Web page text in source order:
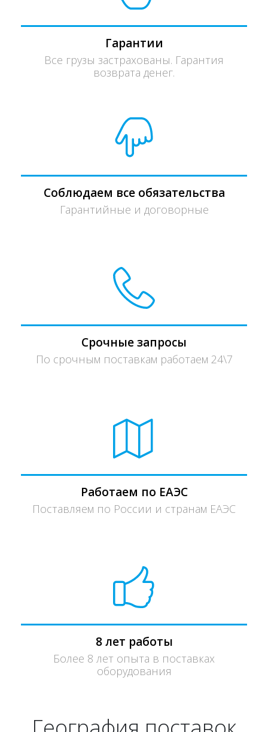
Гарантии
Все грузы застрахованы. Гарантия
возврата денег.
Соблюдаем все обязательства
Гарантийные и договорные
Срочные запросы
По срочным поставкам работаем 24\7
Работаем по ЕАЭС
Поставляем по России и странам ЕАЭС
8 лет работы
Более 8 лет опыта в поставках
оборудования